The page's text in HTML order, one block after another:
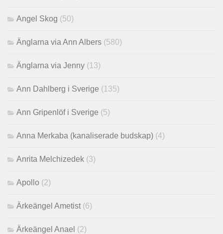
Angel Skog (50)
Änglarna via Ann Albers (580)
Änglarna via Jenny (13)
Ann Dahlberg i Sverige (135)
Ann Gripenlöf i Sverige (5)
Anna Merkaba (kanaliserade budskap) (4)
Anrita Melchizedek (3)
Apollo (2)
Ärkeängel Ametist (6)
Ärkeängel Anael (2)